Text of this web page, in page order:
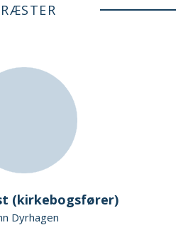
(kirkebogsfører)
Dyrhagen